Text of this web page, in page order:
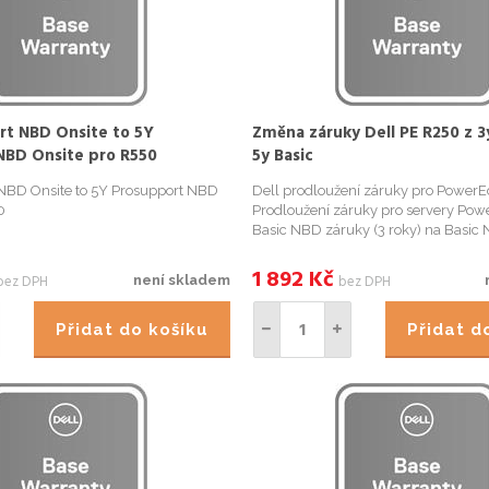
NBD Onsite to 5Y
Onsite pro R550
Onsite to 5Y Prosupport NBD
není skladem
DPH
Přidat do košíku
Změna záruky Dell PE R250 z
5y Basic
Dell prodloužení záruky pro
Prodloužení záruky pro servery
Basic NBD záruky (3 roky) na Basic
Service Tag (výrobní číslo) serveru.
možné objednat do 1...
1 892 Kč bez DPH
Přidat